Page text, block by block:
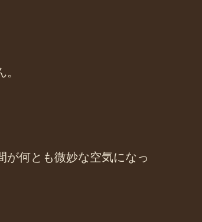
が何とも微妙な空気になっ